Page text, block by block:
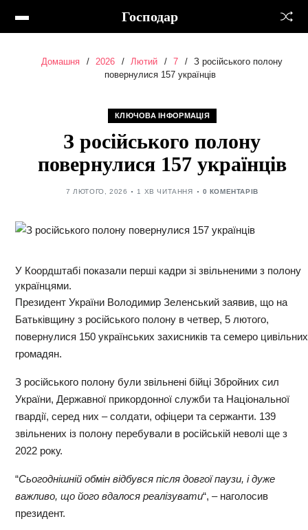
Господар
Домашня 2026 Лютий 7
З російського полону
повернулися 157 українців
КЛЮЧОВА ІНФОРМАЦІЯ
З російського полону
повернулися 157 українців
7 ЛЮТОГО, 2026 1 ХВ ЧИТАННЯ 0 КОМЕНТАРІВ
У Коордштабі показали перші кадри зі звільненими з полону
українцями.
Президент України Володимир Зеленський заявив, що на
Батьківщину з російського полону в четвер, 5 лютого,
повернулися 150 українських захисників та семеро цивільних
громадян.
З російського полону були звільнені бійці Збройних сил
України, Державної прикордонної служби та Національної
гвардії, серед них – солдати, офіцери та сержанти. 139
звільнених із полону перебували в російській неволі ще з
2022 року.
“Сьогоднішній обмін відбувся після довгої паузи, і дуже
важливо, що його вдалося реалізувати“, – наголосив
президент.